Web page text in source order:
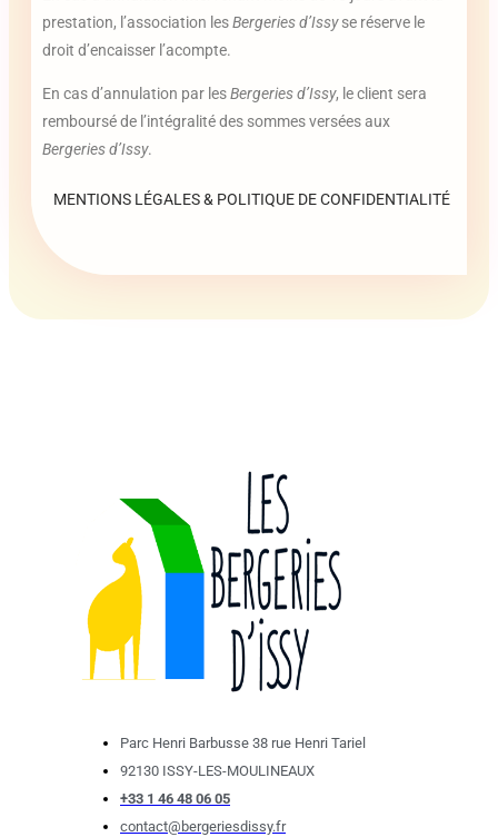
prestation, l’association lesBergeries d’Issyse réserve le
droit d’encaisser l’acompte.
En cas d’annulation par lesBergeries d’Issy, le client sera
remboursé de l’intégralité des sommes versées aux
Bergeries d’Issy.
MENTIONS LÉGALES & POLITIQUE DE CONFIDENTIALITÉ
Parc Henri Barbusse 38 rue Henri Tariel
92130 ISSY-LES-MOULINEAUX
+33 1 46 48 06 05
contact@bergeriesdissy.fr